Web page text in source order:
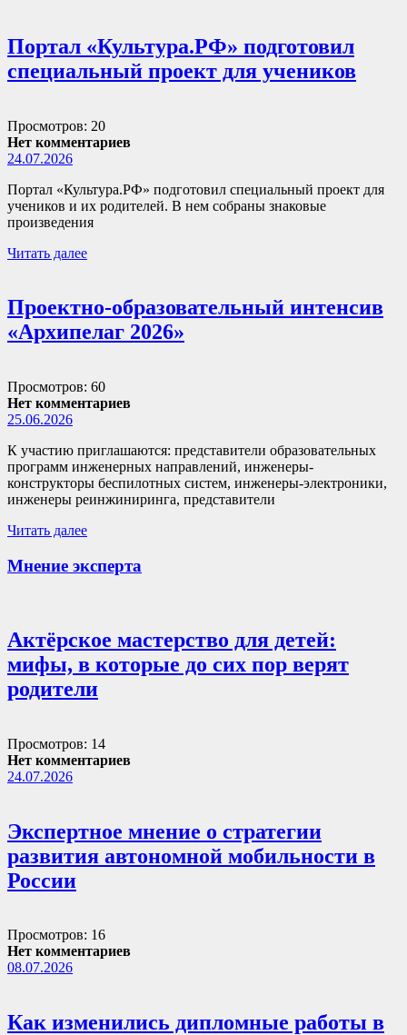
Портал «Культура.РФ» подготовил
специальный проект для учеников
Просмотров: 20
Нет комментариев
24.07.2026
Портал «Культура.РФ» подготовил специальный проект для
учеников и их родителей. В нем собраны знаковые
произведения
Читать далее
Проектно-образовательный интенсив
«Архипелаг 2026»
Просмотров: 60
Нет комментариев
25.06.2026
К участию приглашаются: представители образовательных
программ инженерных направлений, инженеры-
конструкторы беспилотных систем, инженеры-электроники,
инженеры реинжиниринга, представители
Читать далее
Мнение эксперта
Актёрское мастерство для детей:
мифы, в которые до сих пор верят
родители
Просмотров: 14
Нет комментариев
24.07.2026
Экспертное мнение о стратегии
развития автономной мобильности в
России
Просмотров: 16
Нет комментариев
08.07.2026
Как изменились дипломные работы в